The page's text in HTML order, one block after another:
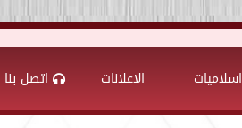
اسلاميات الاعلانات اتصل بنا